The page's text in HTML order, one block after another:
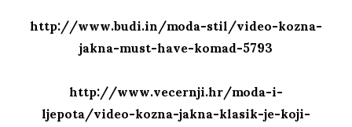
http://www.budi.in/moda-stil/video-kozna-
jakna-must-have-komad-5793
http://www.vecernji.hr/moda-i-
ljepota/video-kozna-jakna-klasik-je-koji-